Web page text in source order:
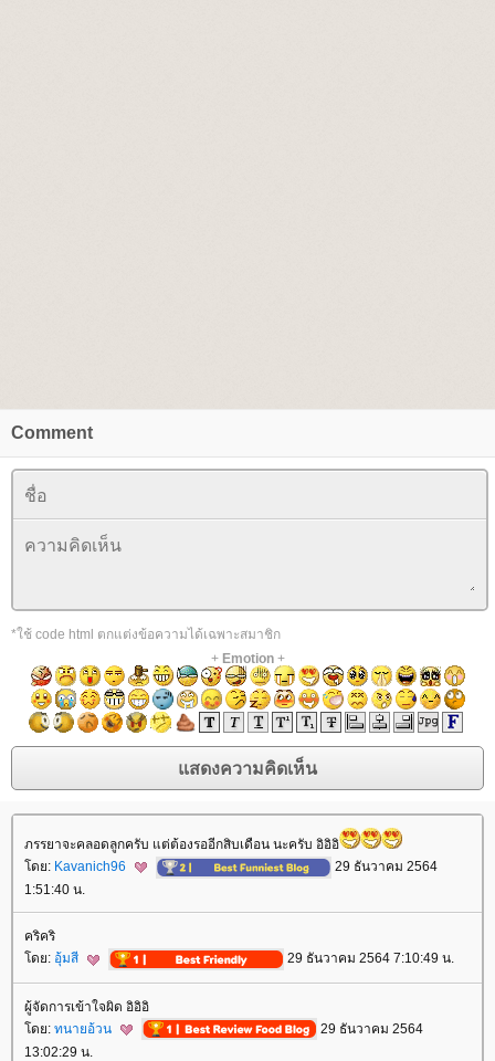
Comment
*ใช้ code html ตกแต่งข้อความได้เฉพาะสมาชิก
+ Emotion+
ภรรยาจะคลอดลูกครับ แต่ต้องรออีกสิบเดือน นะครับ อิอิอิ
ดย: Kavanich96
29 ธันวาคม 2564
1:51:40 น.
คริคริ
ดย: อุ้มสี 29 ธันวาคม 2564 7:10:49 น.
ผู้จัดการเข้าใจผิด อิอิอิ
ดย: ทนายอ้วน
29 ธันวาคม 2564
13:02:29 น.